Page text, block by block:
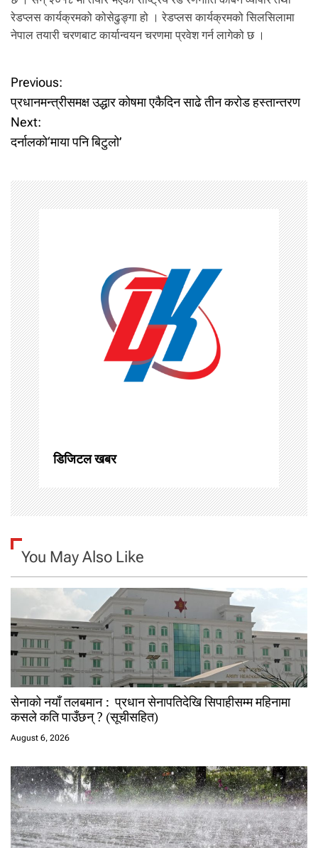
रेडप्लस कार्यक्रमको कोसेढुङ्गा हो । रेडप्लस कार्यक्रमको सिलसिलामा
नेपाल तयारी चरणबाट कार्यान्वयन चरणमा प्रवेश गर्न लागेको छ ।
P
o
s
t
n
a
v
i
g
a
t
i
o
n
Previous:
प्रधानमन्त्रीसमक्ष उद्धार कोषमा एकैदिन साढे तीन करोड हस्तान्तरण
Next:
दर्नालको‘माया पनि बिटुलो’
डिजिटल खबर
You May Also Like
सेनाको नयाँ तलबमान : प्रधान सेनापतिदेखि सिपाहीसम्म महिनामा
कसले कति पाउँछन् ? (सूचीसहित)
August 6, 2026